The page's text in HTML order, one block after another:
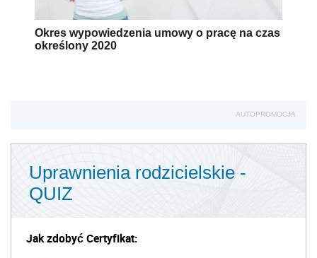
Okres wypowiedzenia umowy o pracę na czas
określony 2020
AUTOPROMOCJA
Uprawnienia rodzicielskie -
QUIZ
Jak zdobyć Certyfikat: